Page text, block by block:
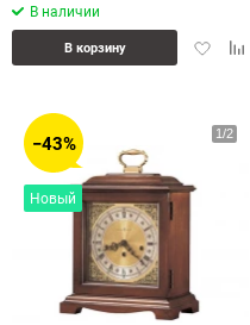
В наличии
В корзину
−43%
Новый